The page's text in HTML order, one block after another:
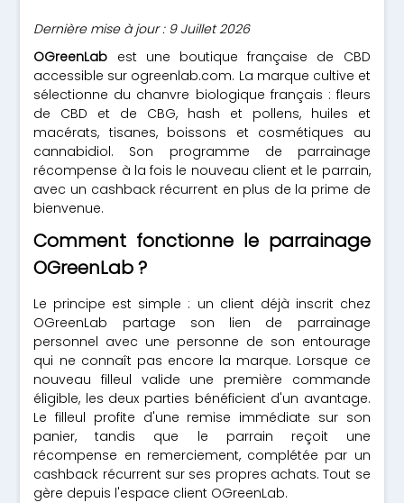
Dernière mise à jour : 9 Juillet 2026
OGreenLab est une boutique française de CBD
accessible sur ogreenlab.com. La marque cultive et
sélectionne du chanvre biologique français : fleurs
de CBD et de CBG, hash et pollens, huiles et
macérats, tisanes, boissons et cosmétiques au
cannabidiol. Son programme de parrainage
récompense à la fois le nouveau client et le parrain,
avec un cashback récurrent en plus de la prime de
bienvenue.
Comment fonctionne le parrainage
OGreenLab ?
Le principe est simple : un client déjà inscrit chez
OGreenLab partage son lien de parrainage
personnel avec une personne de son entourage
qui ne connaît pas encore la marque. Lorsque ce
nouveau filleul valide une première commande
éligible, les deux parties bénéficient d'un avantage.
Le filleul profite d'une remise immédiate sur son
panier, tandis que le parrain reçoit une
récompense en remerciement, complétée par un
cashback récurrent sur ses propres achats. Tout se
gère depuis l'espace client OGreenLab.